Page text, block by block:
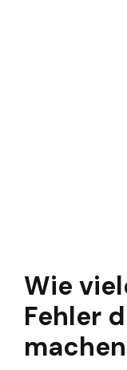
Wie
Fehler